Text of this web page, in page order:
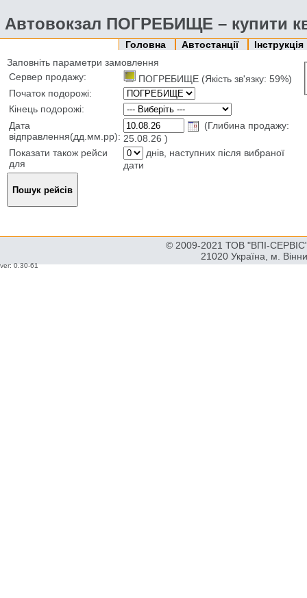
Автовокзал ПОГРЕБИЩЕ – купити
Головна Автостанції
Інструкція
Заповніть параметри замовлення
Сервер продажу:
ПОГРЕБИЩЕ (Якість зв'язку: 59%)
Початок подорожі:
Кінець подорожі:
Дата
відправлення(дд.мм.рр):
(Глибина продажу:
25.08.26 )
Показати також рейси
для
днів, наступних після вибраної
дати
© 2009-2021 ТОВ "ВПІ-
21020 Україна, м.
ver: 0.30-61